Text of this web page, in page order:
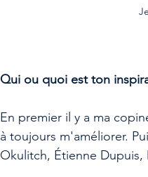
Qui ou quoi est ton
En premier il y a ma
à toujours m'améliorer.
Okulitch, Étienne